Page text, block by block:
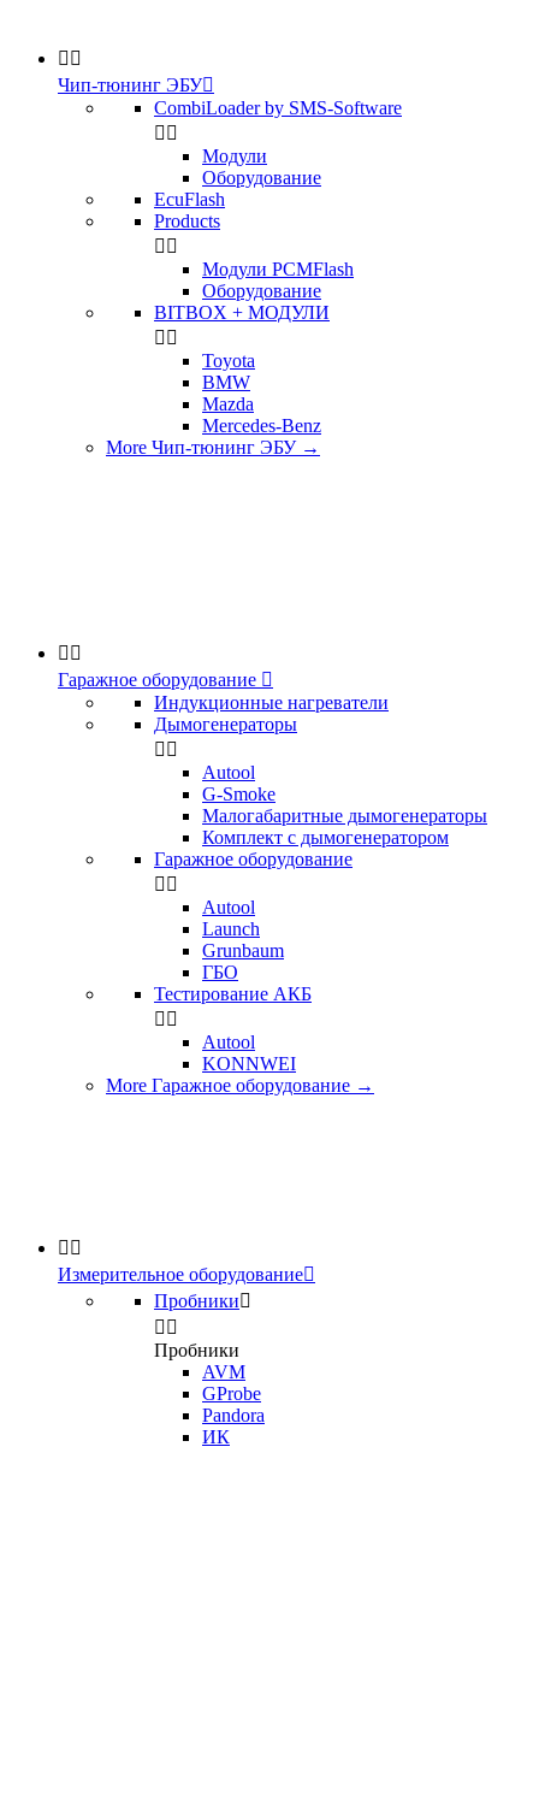
 
Чип-тюнинг ЭБУ
CombiLoader by SMS-Software
 
Модули
Оборудование
EcuFlash
Products
 
Модули PCMFlash
Оборудование
BITBOX + МОДУЛИ
 
Toyota
BMW
Mazda
Mercedes-Benz
More Чип-тюнинг ЭБУ →
 
Гаражное оборудование 
Индукционные нагреватели
Дымогенераторы
 
Аutool
G-Smoke
Малогабаритные дымогенераторы
Комплект с дымогенератором
Гаражное оборудование
 
Autool
Launch
Grunbaum
ГБО
Тестирование АКБ
 
Autool
KONNWEI
More Гаражное оборудование →
 
Измерительное оборудование
Пробники
 
Пробники
AVM
GProbe
Pandora
ИК